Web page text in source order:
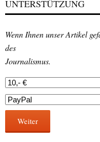
UNTERSTÜTZUNG
Wenn Ihnen unser Artikel
des
Journalismus.
Weiter